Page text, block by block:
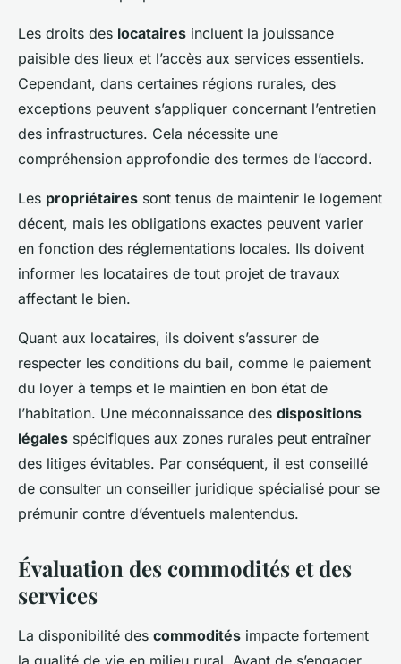
Les droits des locataires incluent la jouissance
paisible des lieux et l’accès aux services essentiels.
Cependant, dans certaines régions rurales, des
exceptions peuvent s’appliquer concernant l’entretien
des infrastructures. Cela nécessite une
compréhension approfondie des termes de l’accord.
Les propriétaires sont tenus de maintenir le logement
décent, mais les obligations exactes peuvent varier
en fonction des réglementations locales. Ils doivent
informer les locataires de tout projet de travaux
affectant le bien.
Quant aux locataires, ils doivent s’assurer de
respecter les conditions du bail, comme le paiement
du loyer à temps et le maintien en bon état de
l’habitation. Une méconnaissance des dispositions
légales spécifiques aux zones rurales peut entraîner
des litiges évitables. Par conséquent, il est conseillé
de consulter un conseiller juridique spécialisé pour se
prémunir contre d’éventuels malentendus.
Évaluation des commodités et des
services
La disponibilité des commodités impacte fortement